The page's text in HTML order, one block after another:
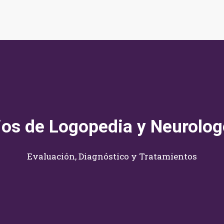
de Logopedia y
Evaluación, Diagnóstico y Tratamientos